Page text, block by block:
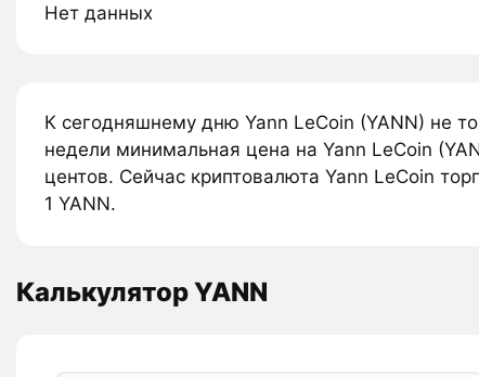
Нет данных
К сегодняшнему дню Yann LeCoin (YANN) не
недели минимальная цена на Yann LeCoin
центов. Сейчас криптовалюта Yann LeCoin
1 YANN.
Калькулятор YANN